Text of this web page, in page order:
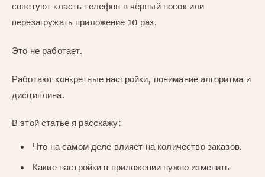
советуют класть телефон в чёрный носок или
перезагружать приложение 10 раз.
Это не работает.
Работают конкретные настройки, понимание алгоритма и
дисциплина.
В этой статье я расскажу:
Что на самом деле влияет на количество заказов.
Какие настройки в приложении нужно изменить